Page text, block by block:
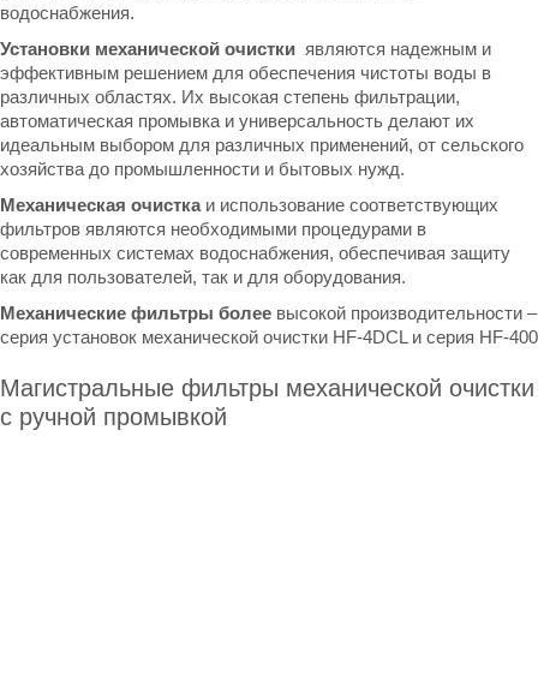
водоснабжения.
Установки механической очистки являются надежным и
эффективным решением для обеспечения чистоты воды в
различных областях. Их высокая степень фильтрации,
автоматическая промывка и универсальность делают их
идеальным выбором для различных применений, от сельского
хозяйства до промышленности и бытовых нужд.
Механическая очисткаи использование соответствующих
фильтров являются необходимыми процедурами в
современных системах водоснабжения, обеспечивая защиту
как для пользователей, так и для оборудования.
Механические фильтры более высокой производительности –
серия установок механической очистки HF-4DCL и серия HF-400
Магистральные фильтры механической очистки
с ручной промывкой